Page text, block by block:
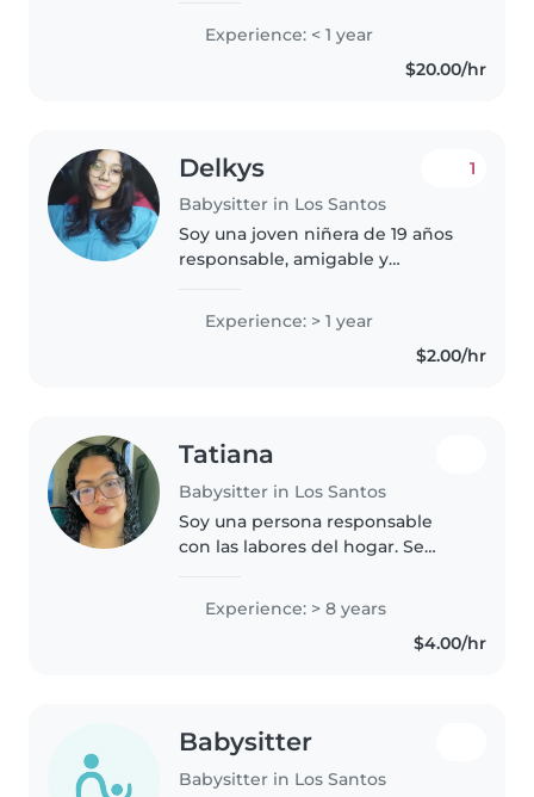
comprobables. Me encanta
Experience: < 1 year
$20.00/hr
Delkys
Babysitter in Los Santos
1
Soy una joven niñera de 19 años
responsable, amigable y
experiencia cuidando niños de
todas las edades, desde bebés
hasta adolescentes. Aunque no
Experience: > 1 year
$2.00/hr
Tatiana
Babysitter in Los Santos
Soy una persona responsable
con las labores del hogar. Se
de la casa, soy amigable y
respetuosa con los niños y
adultos, soy ordenada, hago muy
Experience: > 8 years
$4.00/hr
Babysitter
Babysitter in Los Santos